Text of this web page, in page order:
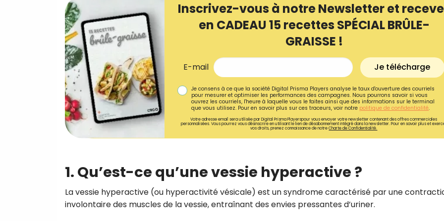
Inscrivez-vous à notre Newsletter et
en CADEAU 15 recettes SPÉCIAL BRÛLE-
GRAISSE !
E-mail Je télécharge
Je consens à ce que la société Digital Prisma Players analyse le taux d'ouverture des courriels
pour mesurer et optimiser les performances des campagnes. Nous pourrons savoir si vous
ouvrez les courriels, l'heure à laquelle vous le faites ainsi que des informations sur le terminal
que vous utilisez. Pour en savoir plus sur ces traceurs, voir notre politique de confidentialité.
Votre adresse email sera utilisée par Digital Prisma Playerspour vous envoyer votre newsletter contenant des offres commerciales
personnalisées. Vous pourrez vous désinscrire en utilisant le lien de désabonnement intégré dans la newsletter. Pour en savoir plus et
vos droits, prenez connaissance de notreCharte de Confidentialité.
1. Qu’est-ce qu’une vessie hyperactive ?
La vessie hyperactive (ou hyperactivité vésicale) est un syndrome caractérisé par une
involontaire des muscles de la vessie, entraînant des envies pressantes d’uriner.
Recevez
recettes inédites de
!